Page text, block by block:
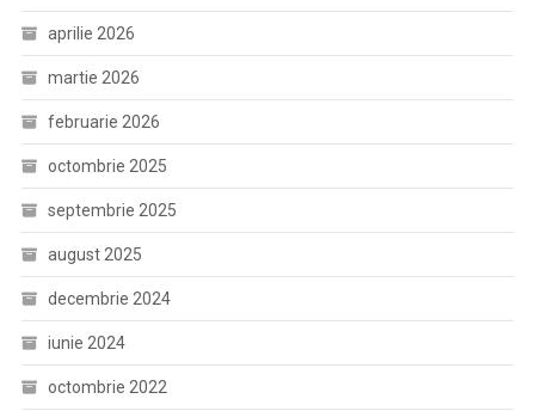
aprilie 2026
martie 2026
februarie 2026
octombrie 2025
septembrie 2025
august 2025
decembrie 2024
iunie 2024
octombrie 2022